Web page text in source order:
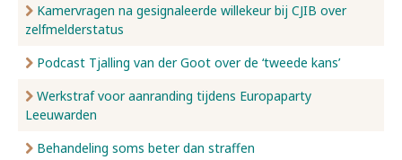
Kamervragen na gesignaleerde willekeur bij CJIB over
zelfmelderstatus
Podcast Tjalling van der Goot over de ‘tweede kans’
Werkstraf voor aanranding tijdens Europaparty
Leeuwarden
Behandeling soms beter dan straffen